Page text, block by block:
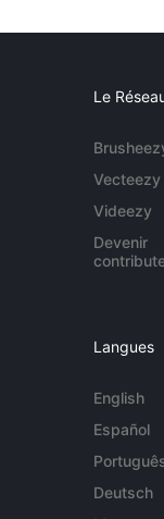
Le
Vecteezy
Videezy
Devenir
Langues
English
Español
Deutsch